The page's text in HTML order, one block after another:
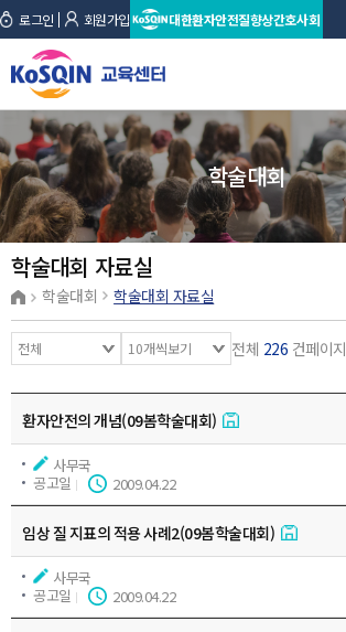
로그인 회원가입 대한환자안전질향상간호사회
학술대회
학술대회 자료실
학술대회 학술대회 자료실
전체 226 건페이지
환자안전의 개념(09봄학술대회)
사무국
공고일
2009.04.22
임상 질 지표의 적용 사례2(09봄학술대회)
사무국
공고일
2009.04.22